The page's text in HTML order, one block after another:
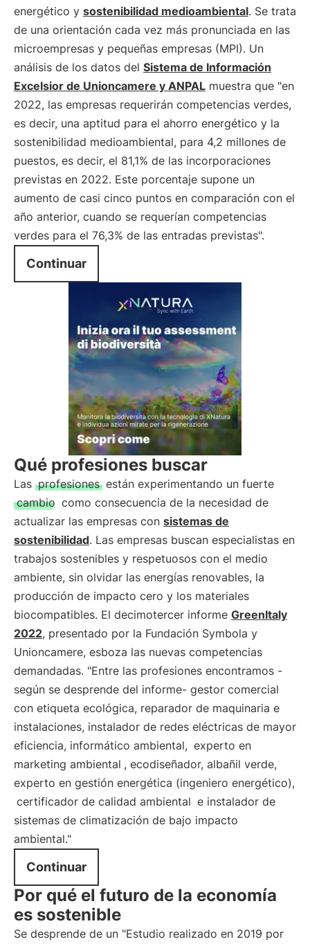
energético y sostenibilidad medioambiental. Se trata
de una orientación cada vez más pronunciada en las
microempresas y pequeñas empresas (MPI). Un
análisis de los datos del Sistema de Información
Excelsior de Unioncamere y ANPAL muestra que "en
2022, las empresas requerirán competencias verdes,
es decir, una aptitud para el ahorro energético y la
sostenibilidad medioambiental, para 4,2 millones de
puestos, es decir, el 81,1% de las incorporaciones
previstas en 2022. Este porcentaje supone un
aumento de casi cinco puntos en comparación con el
año anterior, cuando se requerían competencias
verdes para el 76,3% de las entradas previstas".
Continuar
Qué profesiones buscar
Las profesiones están experimentando un fuerte
cambio como consecuencia de la necesidad de
actualizar las empresas con sistemas de
sostenibilidad. Las empresas buscan especialistas en
trabajos sostenibles y respetuosos con el medio
ambiente, sin olvidar las energías renovables, la
producción de impacto cero y los materiales
biocompatibles. El decimotercer informe GreenItaly
2022, presentado por la Fundación Symbola y
Unioncamere, esboza las nuevas competencias
demandadas. "Entre las profesiones encontramos -
según se desprende del informe- gestor comercial
con etiqueta ecológica, reparador de maquinaria e
instalaciones, instalador de redes eléctricas de mayor
eficiencia, informático ambiental, experto en
marketing ambiental , ecodiseñador, albañil verde,
experto en gestión energética (ingeniero energético),
certificador de calidad ambiental e instalador de
sistemas de climatización de bajo impacto
ambiental."
Continuar
Por qué el futuro de la economía
es sostenible
Se desprende de un "Estudio realizado en 2019 por